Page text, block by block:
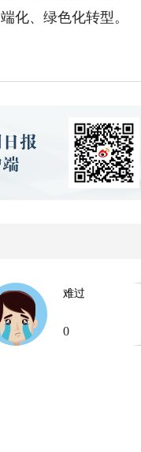
化、绿色化转型。
难过
0